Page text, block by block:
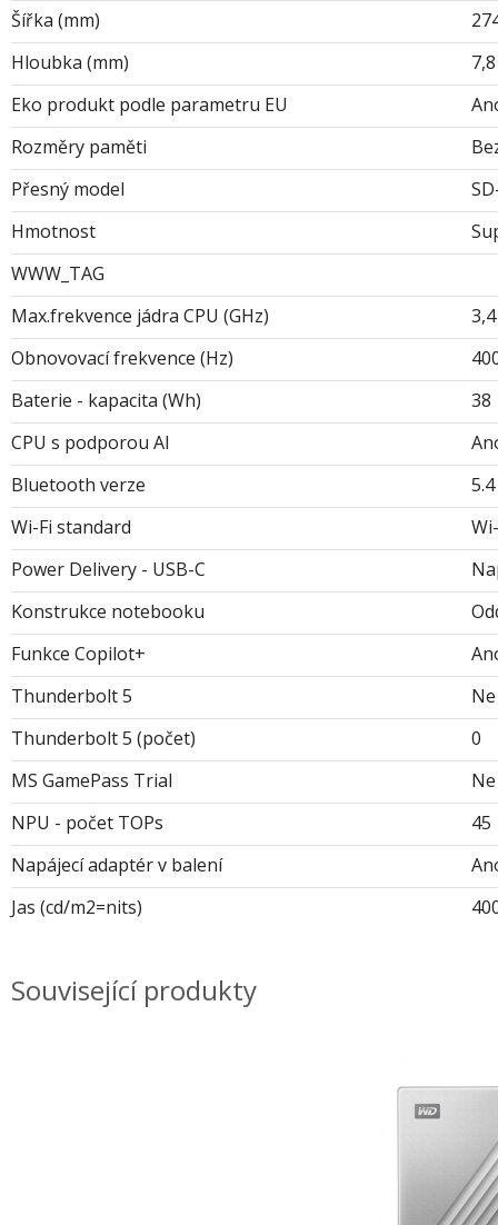
Šířka (mm)
Hloubka (mm)
7,8
Eko produkt podle parametru EU
Rozměry paměti
Přesný model
Hmotnost
WWW_TAG
Max.frekvence jádra CPU (GHz)
3,4
Obnovovací frekvence (Hz)
Baterie - kapacita (Wh)
38
CPU s podporou AI
Bluetooth verze
5.4
Wi-Fi standard
Power Delivery - USB-C
Konstrukce notebooku
Funkce Copilot+
Thunderbolt 5
Ne
Thunderbolt 5 (počet)
0
MS GamePass Trial
Ne
NPU - počet TOPs
45
Napájecí adaptér v balení
Jas (cd/m2=nits)
Související produkty